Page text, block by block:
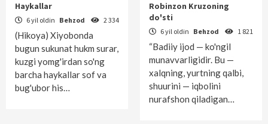
Haykallar
6 yil oldin Behzod 2 334
(Hikoya) Xiyobonda
bugun sukunat hukm surar,
kuzgi yomg'irdan so'ng
barcha haykallar sof va
bug'ubor his…
Robinzon Kruzoning
do'sti
6 yil oldin Behzod 1 821
“Badiiy ijod — ko'ngil
munavvarligidir. Bu —
xalqning, yurtning qalbi,
shuurini — iqbolini
nurafshon qiladigan…